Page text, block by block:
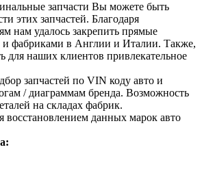
запчасти Вы можете быть
этих запчастей. Благодаря
нам удалось закрепить прямые
и фабриками в Англии и Италии. Также,
для наших клиентов привлекательное
запчастей по VIN коду авто и
/ диаграммам бренда. Возможность
на складах фабрик.
восстановлением данных марок авто